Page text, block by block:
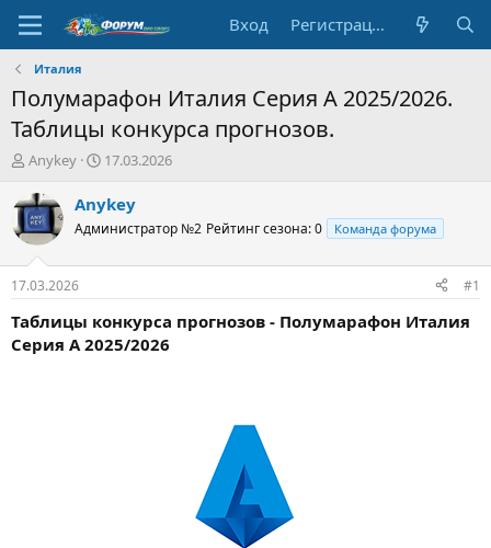
Вход Регистрация
Италия
Полумарафон Италия Серия А 2025/2026.
Таблицы конкурса прогнозов.
А
т
о
р
т
е
м
ы
Anykey
Д
т
н
а
л
а
17.03.2026
Anykey
Администратор №2 Рейтинг сезона: 0 Команда форума
17.03.2026 #1
Таблицы конкурса прогнозов - Полумарафон Италия
Серия А 2025/2026